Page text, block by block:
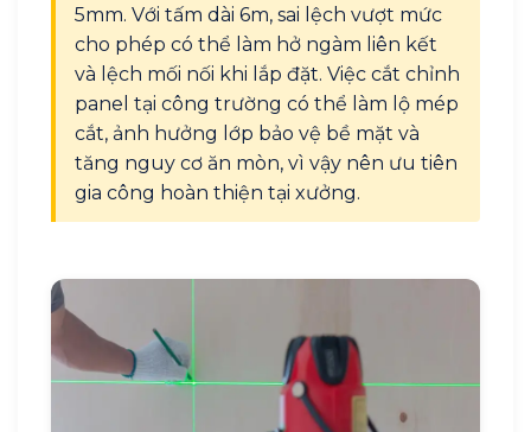
5mm. Với tấm dài 6m, sai lệch vượt mức
cho phép có thể làm hở ngàm liên kết
và lệch mối nối khi lắp đặt. Việc cắt chỉnh
panel tại công trường có thể làm lộ mép
cắt, ảnh hưởng lớp bảo vệ bề mặt và
tăng nguy cơ ăn mòn, vì vậy nên ưu tiên
gia công hoàn thiện tại xưởng.